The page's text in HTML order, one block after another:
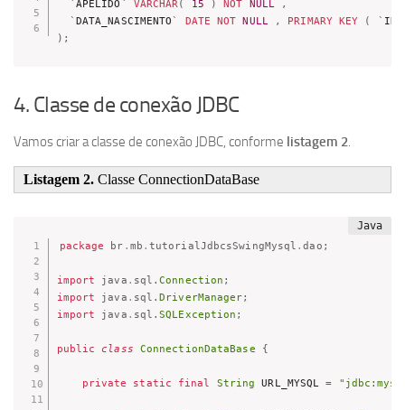
` APELIDO ` VARCHAR ( 15 ) NOT NULL
,
` DATA_NASCIMENTO ` DATE NOT NULL , PRIMARY KEY ( ` ID
) ;
4. Classe de conexão JDBC
Vamos criar a classe de conexão JDBC, conforme listagem 2
Listagem 2. Classe ConnectionDataBase
package br . mb . tutorialJdbcsSwingMysql .dao ;
import java . sql .Connection ;
import
java . sql .DriverManager;
import
java . sql .SQLException ;
public class ConnectionDataBase {
private static final String URL_MYSQL =